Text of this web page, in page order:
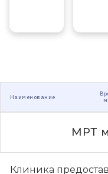
Наименование
МРТ
Клиника